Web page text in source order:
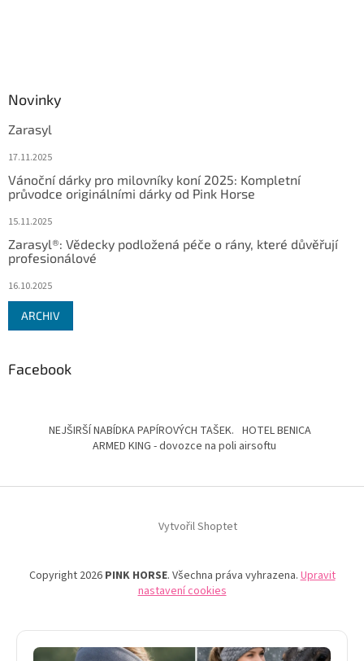
Novinky
Zarasyl
17.11.2025
Vánoční dárky pro milovníky koní 2025: Kompletní
průvodce originálními dárky od Pink Horse
15.11.2025
Zarasyl®: Vědecky podložená péče o rány, které důvěřují
profesionálové
16.10.2025
ARCHIV
Facebook
NEJŠIRŠÍ NABÍDKA PAPÍROVÝCH TAŠEK. HOTEL BENICA
ARMED KING - dovozce na poli airsoftu
Vytvořil Shoptet
Copyright 2026 PINK HORSE. Všechna práva vyhrazena.Upravit
nastavení cookies